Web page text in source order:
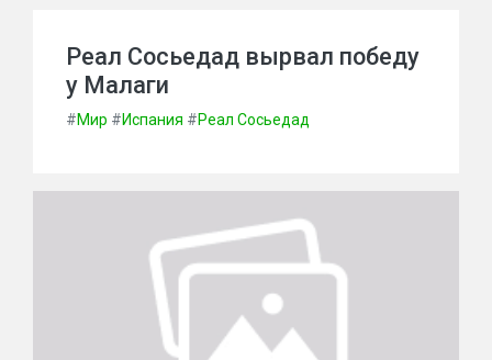
Реал Сосьедад вырвал победу
у Малаги
#Мир #Испания #Реал Сосьедад